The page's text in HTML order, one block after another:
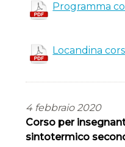
Programma
Locandina
4 febbraio 2020
Corso per
sintotermico